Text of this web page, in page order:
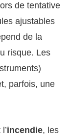
de tentative
ajustables
de la
risque. Les
parfois, une
incendie, les